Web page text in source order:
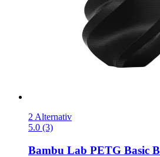
2 Alternativ
5.0 (3)
Bambu Lab PETG Basic